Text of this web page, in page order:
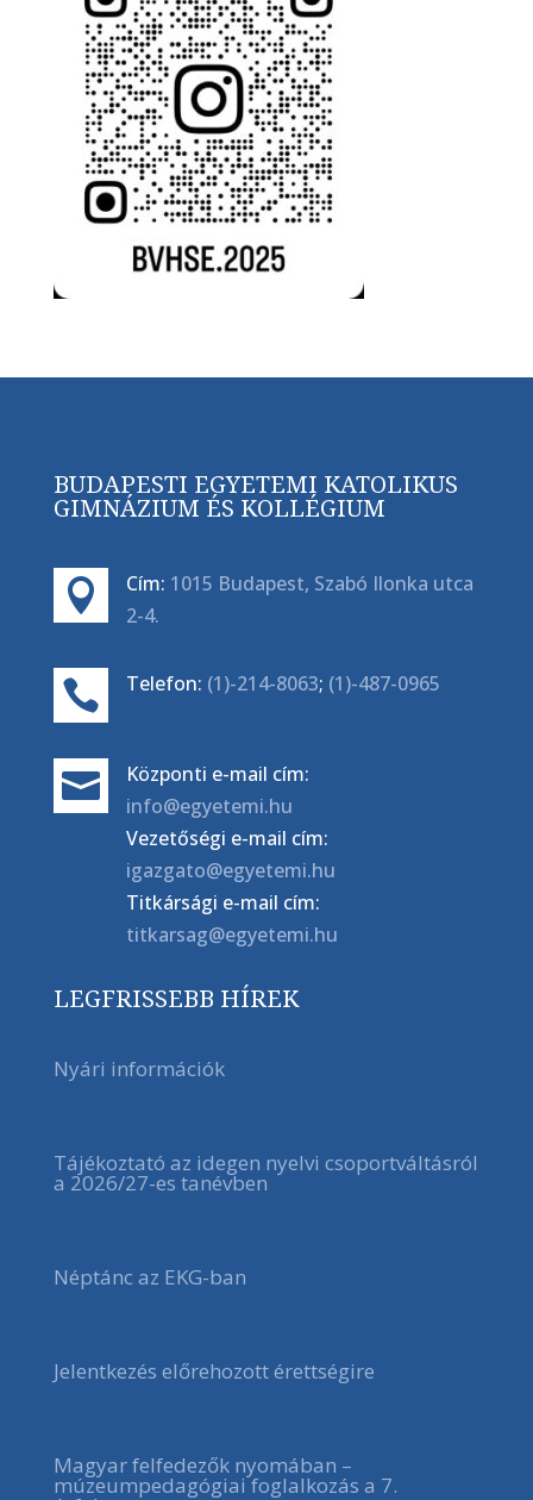
BUDAPESTI EGYETEMI KATOLIKUS
GIMNÁZIUM ÉS KOLLÉGIUM
 Cím: 1015 Budapest, Szabó Ilonka utca
2-4.
 Telefon: (1)-214-8063; (1)-487-0965

Központi e-mail cím:
info@egyetemi.hu
Vezetőségi e-mail cím:
igazgato@egyetemi.hu
Titkársági e-mail cím:
titkarsag@egyetemi.hu
LEGFRISSEBB HÍREK
Nyári információk
Tájékoztató az idegen nyelvi csoportváltásról
a 2026/27-es tanévben
Néptánc az EKG-ban
Jelentkezés előrehozott érettségire
Magyar felfedezők nyomában –
múzeumpedagógiai foglalkozás a 7.